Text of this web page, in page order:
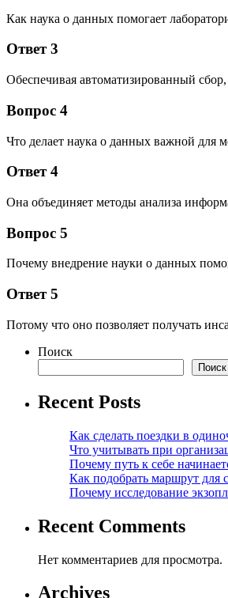
Как наука о данных помогает
Ответ 3
Обеспечивая автоматизированный
Вопрос 4
Что делает наука о данных важной для
Ответ 4
Она объединяет методы анализа
Вопрос 5
Почему внедрение науки о данных
Ответ 5
Потому что оно позволяет получать
Поиск
Поиск
Recent Posts
Как сделать поездки в
Что учитывать при
Почему путь к себе
Как подобрать маршрут для
Почему исследование
Recent Comments
Нет комментариев для просмотра.
Archives